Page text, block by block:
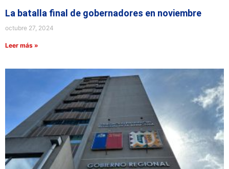
La batalla final de gobernadores en noviembre
octubre 27, 2024
Leer más »